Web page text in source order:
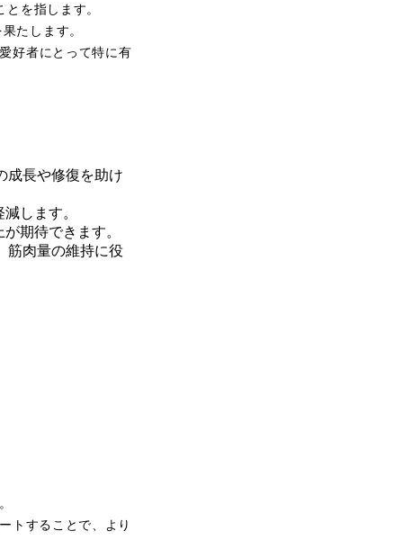
を指します。
たします。
好者にとって特に有
成長や修復を助け
します。
期待できます。
筋肉量の維持に役
トすることで、より